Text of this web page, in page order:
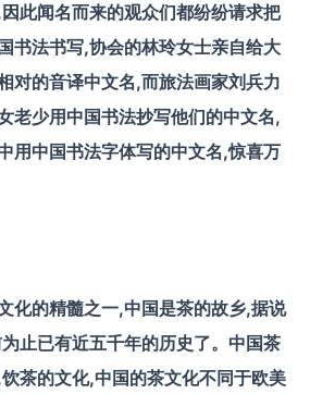
此闻名而来的观众们都纷纷请求把
书法书写,协会的林玲女士亲自给大
对的音译中文名,而旅法画家刘兵力
老少用中国书法抄写他们的中文名,
用中国书法字体写的中文名,惊喜万
化的精髓之一,中国是茶的故乡,据说
止已有近五千年的历史了。中国茶
茶的文化,中国的茶文化不同于欧美